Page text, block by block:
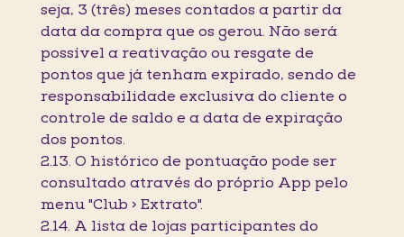
seja, 3 (três) meses contados a partir da
data da compra que os gerou. Não será
possível a reativação ou resgate de
pontos que já tenham expirado, sendo de
responsabilidade exclusiva do cliente o
controle de saldo e a data de expiração
dos pontos.
2.13. O histórico de pontuação pode ser
consultado através do próprio App pelo
menu "Club > Extrato".
2.14. A lista de lojas participantes do